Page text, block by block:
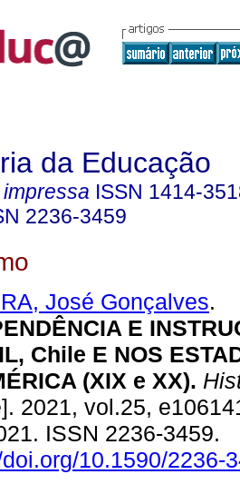
da Educação
ISSN 1414-
2236-3459
José Gonçalves.
E
Chile E NOS
(XIX e XX).
2021, vol.25,
ISSN 2236-3459.
10.1590/2236-